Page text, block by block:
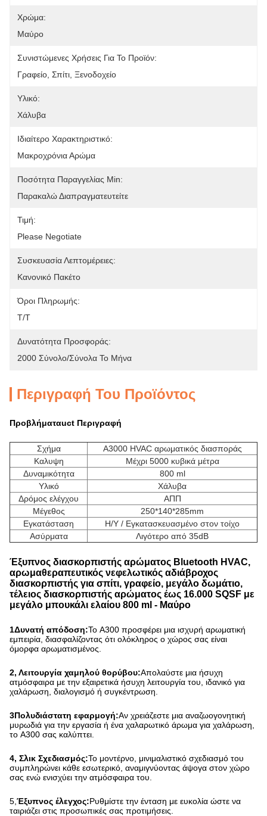
Χρώμα:
Μαύρο
Συνιστώμενες Χρήσεις Για Το Προϊόν:
Γραφείο, Σπίτι, Ξενοδοχείο
Υλικό:
Χάλυβα
Ιδιαίτερο Χαρακτηριστικό:
Μακροχρόνια Αρώμα
Ποσότητα Παραγγελίας Min:
Παρακαλώ Διαπραγματευτείτε
Τιμή:
Please Negotiate
Συσκευασία Λεπτομέρειες:
Κανονικό Πακέτο
Όροι Πληρωμής:
Τ/Τ
Δυνατότητα Προσφοράς:
2000 Σύνολο/σύνολα Το Μήνα
Περιγραφή Του Προϊόντος
Προβλήματαuct Περιγραφή
Σχήμα
A3000 HVAC αρωματικός διασποράς
Καλυψη
Μέχρι 5000 κυβικά μέτρα
Δυναμικότητα
800 ml
Υλικό
Χάλυβα
Δρόμος ελέγχου
ΑΠΠ
Μέγεθος
250*140*285mm
Εγκατάσταση
Η/Υ / Εγκατασκευασμένο στον τοίχο
Ασύρματα
Λιγότερο από 35dB
Έξυπνος διασκορπιστής αρώματος Bluetooth HVAC,
αρωμαθεραπευτικός νεφελωτικός αδιάβροχος
διασκορπιστής για σπίτι, γραφείο, μεγάλο δωμάτιο,
τέλειος διασκορπιστής αρώματος έως 16.000 SQSF με
μεγάλο μπουκάλι ελαίου 800 ml - Μαύρο
1Δυνατή απόδοση:Το A300 προσφέρει μια ισχυρή αρωματική
εμπειρία, διασφαλίζοντας ότι ολόκληρος ο χώρος σας είναι
όμορφα αρωματισμένος.
2, Λειτουργία χαμηλού θορύβου:Απολαύστε μια ήσυχη
ατμόσφαιρα με την εξαιρετικά ήσυχη λειτουργία του, ιδανικό για
χαλάρωση, διαλογισμό ή συγκέντρωση.
3Πολυδιάστατη εφαρμογή:Αν χρειάζεστε μια αναζωογονητική
μυρωδιά για την εργασία ή ένα χαλαρωτικό άρωμα για χαλάρωση,
το A300 σας καλύπτει.
4, Σλικ Σχεδιασμός:Το μοντέρνο, μινιμαλιστικό σχεδιασμό του
συμπληρώνει κάθε εσωτερικό, αναμιγνύοντας άψογα στον χώρο
σας ενώ ενισχύει την ατμόσφαιρα του.
5, Έξυπνος έλεγχος:Ρυθμίστε την ένταση με ευκολία ώστε να
ταιριάζει στις προσωπικές σας προτιμήσεις.